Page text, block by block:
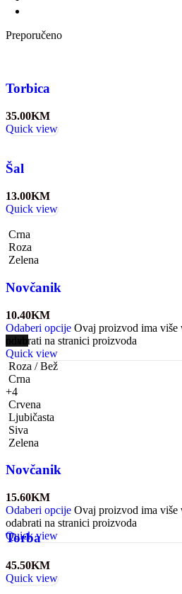
Preporučeno
Torbica
35.00KM
Quick view
Šal
13.00KM
Quick view
Crna
Roza
Zelena
Novčanik
10.40KM
Odaberi opcije Ovaj proizvod ima više
odabrati na stranici proizvoda
Quick view
Roza / Bež
Crna
+4
Crvena
Ljubičasta
Siva
Zelena
Novčanik
15.60KM
Odaberi opcije Ovaj proizvod ima više
odabrati na stranici proizvoda
Quick view
Torba
45.50KM
Quick view